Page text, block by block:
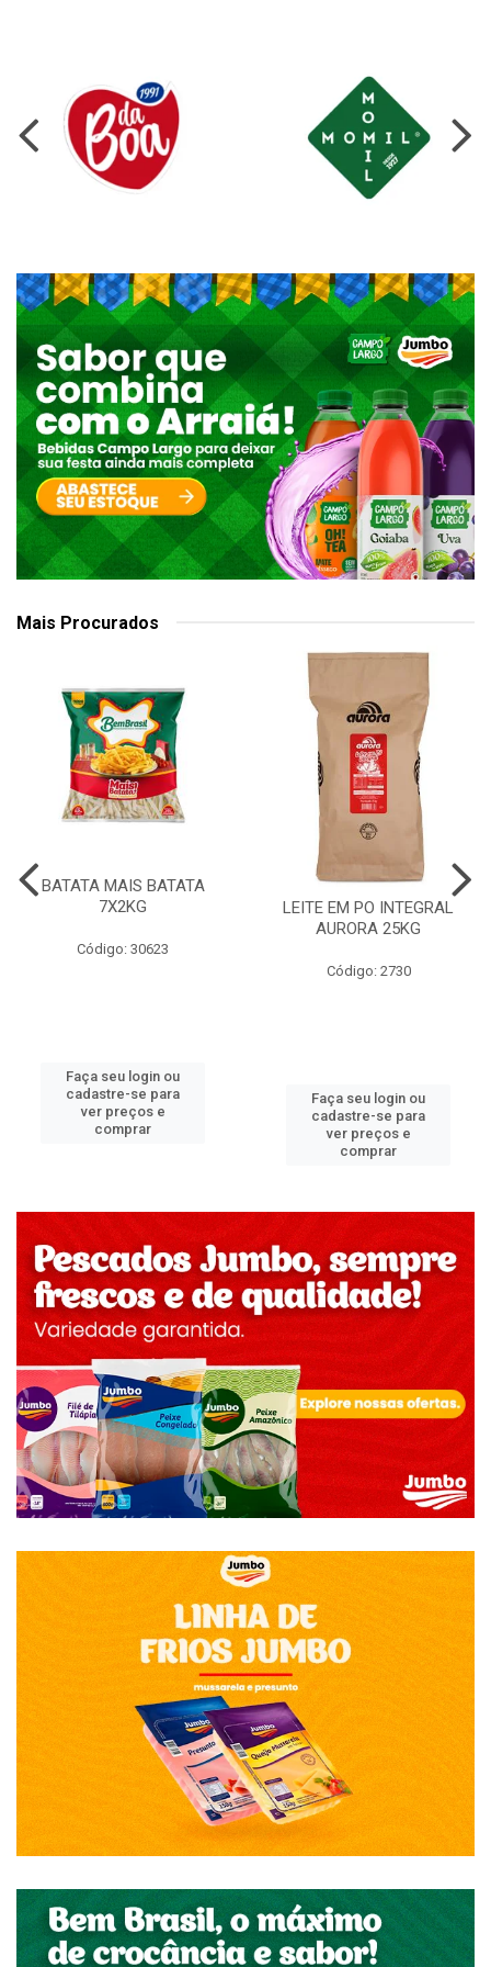
Mais Procurados
BATATA MAIS BATATA
7X2KG
Código: 30623
Faça seu login ou
cadastre-se para
ver preços e
comprar
LEITE EM PO INTEGRAL
AURORA 25KG
Código: 2730
Faça seu login ou
cadastre-se para
ver preços e
comprar